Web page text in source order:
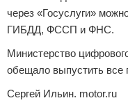
через «Госуслуги»
ГИБДД, ФССП и ФНС.
Министерство
обещало выпустить все
Сергей Ильин. motor.ru